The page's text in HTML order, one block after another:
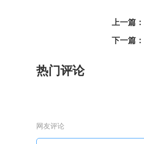
上一篇：
下一篇：
热门评论
网友评论